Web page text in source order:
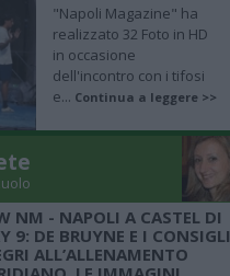
"Napoli Magazine" ha
realizzato 32 Foto in HD
in occasione
dell'incontro con i tifosi
e... Continua a leggere >>
NM - NAPOLI A CASTEL DI
9: DE BRUYNE E I CONSIGLI
ALL’ALLENAMENTO